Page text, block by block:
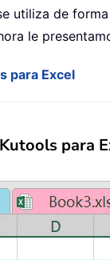
utiliza de
le
para Excel
para